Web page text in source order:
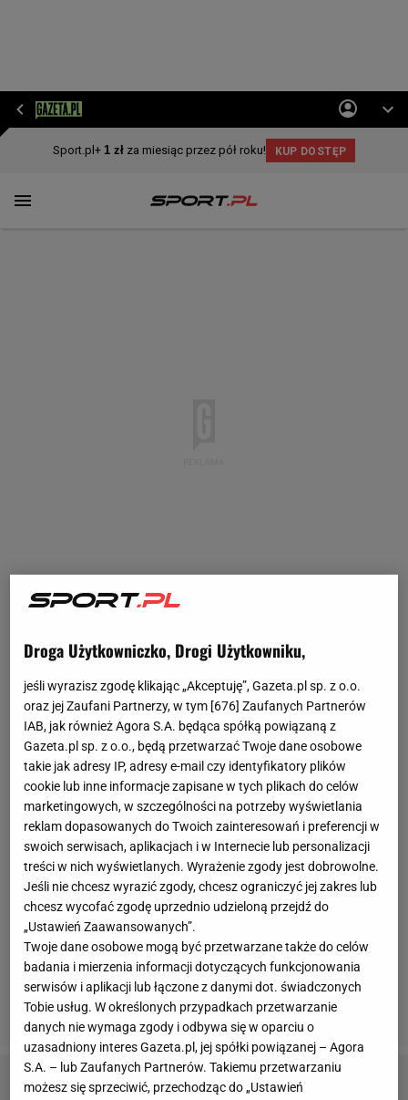
Droga Użytkowniczko, Drogi Użytkowniku,
jeśli wyrazisz zgodę klikając „Akceptuję”, Gazeta.pl sp. z o.o.
oraz jej Zaufani Partnerzy, w tym [676] Zaufanych Partnerów
IAB, jak również Agora S.A. będąca spółką powiązaną z
Gazeta.pl sp. z o.o., będą przetwarzać Twoje dane osobowe
takie jak adresy IP, adresy e-mail czy identyfikatory plików
cookie lub inne informacje zapisane w tych plikach do celów
marketingowych, w szczególności na potrzeby wyświetlania
reklam dopasowanych do Twoich zainteresowań i preferencji w
swoich serwisach, aplikacjach i w Internecie lub personalizacji
treści w nich wyświetlanych. Wyrażenie zgody jest dobrowolne.
Jeśli nie chcesz wyrazić zgody, chcesz ograniczyć jej zakres lub
chcesz wycofać zgodę uprzednio udzieloną przejdź do
„Ustawień Zaawansowanych”.
Twoje dane osobowe mogą być przetwarzane także do celów
badania i mierzenia informacji dotyczących funkcjonowania
serwisów i aplikacji lub łączone z danymi dot. świadczonych
Tobie usług. W określonych przypadkach przetwarzanie
danych nie wymaga zgody i odbywa się w oparciu o
uzasadniony interes Gazeta.pl, jej spółki powiązanej – Agora
S.A. – lub Zaufanych Partnerów. Takiemu przetwarzaniu
możesz się sprzeciwić, przechodząc do „Ustawień